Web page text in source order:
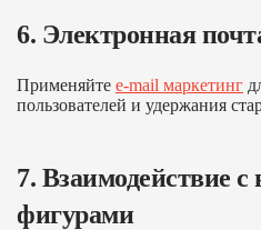
6. Электронная
Применяйте e-mail маркетинг
пользователей и удержания
7. Взаимодействие
фигурами